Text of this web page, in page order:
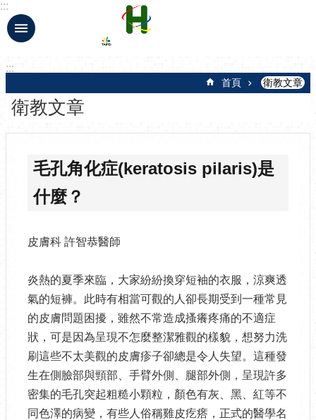
跳到主要內容區塊
:::
:::
首頁 衛教文章
衛教文章
毛孔角化症(keratosis pilaris)是
什麼？
皮膚科 許智恭醫師
炎熱的夏季來臨，大家紛紛換穿短袖的衣服，涼爽透
氣的短褲。此時有相當可觀的人卻長期受到一種常見
的皮膚問題困擾，雖然不常造成搔癢疼痛的不適症
狀，可是因為呈現不怎麼整潔雅觀的樣貌，想努力洗
刷這些不太美觀的皮膚疹子卻總是令人失望。這種發
生在側臉部與頸部、手臂外側、腿部外側，呈現許多
密集的毛孔突起粗糙小顆粒，顏色有灰、黑、紅等不
同色澤的病變，有些人俗稱雞皮疙瘩，正式的醫學名